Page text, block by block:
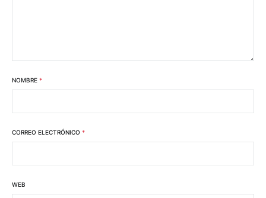
NOMBRE *
CORREO ELECTRÓNICO *
WEB